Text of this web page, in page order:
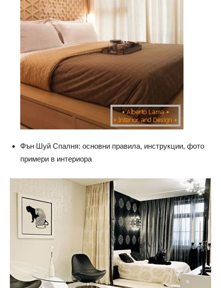
Фън Шуй Спалня: основни правила, инструкции, фото
примери в интериора